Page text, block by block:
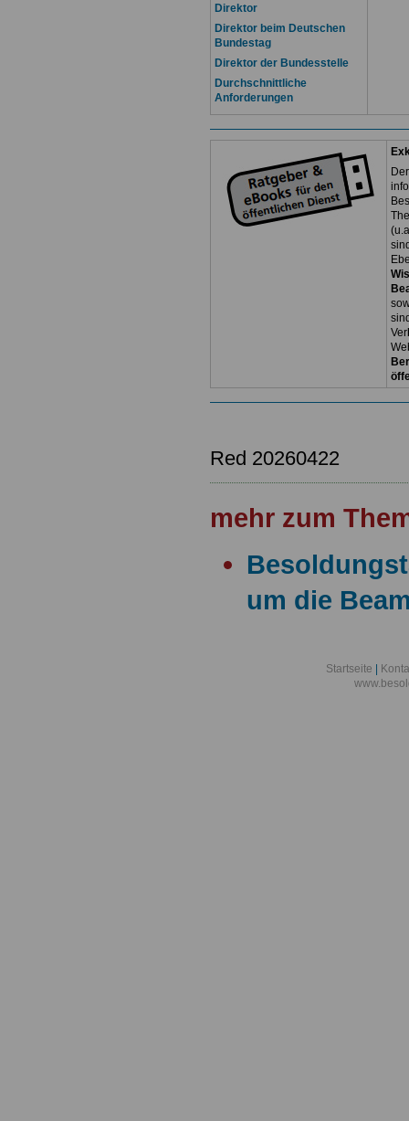
Direktor
Direktor beim Deutschen
Bundestag
Direktor der Bundesstelle
Durchschnittliche
Anforderungen
Ver
Red 20260422
mehr zum
um die
Startseite |